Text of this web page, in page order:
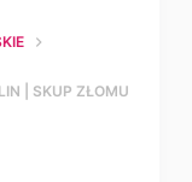
| SKUP ZŁOMU